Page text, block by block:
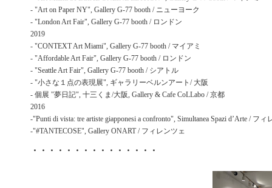
- "Art on Paper NY", Gallery G-77 booth / ニューヨーク
- "London Art Fair", Gallery G-77 booth / ロンドン
2019
- "CONTEXT Art Miami", Gallery G-77 booth / マイアミ
- "Affordable Art Fair", Gallery G-77 booth / ロンドン
- "Seattle Art Fair", Gallery G-77 booth / シアトル
- "小さな１点の表現展", ギャラリーベルンアート/ 大阪
- 個展 "夢日記", 十三くま/大阪, Gallery & Cafe CoLLabo / 京都
2016
-"Punti di vista: tre artiste giapponesi a confronto", Simultanea Spazi d’Arte / フィ
-"#TANTECOSE", Gallery ONART / フィレンツェ
・・・・・・・・・・・・・・・